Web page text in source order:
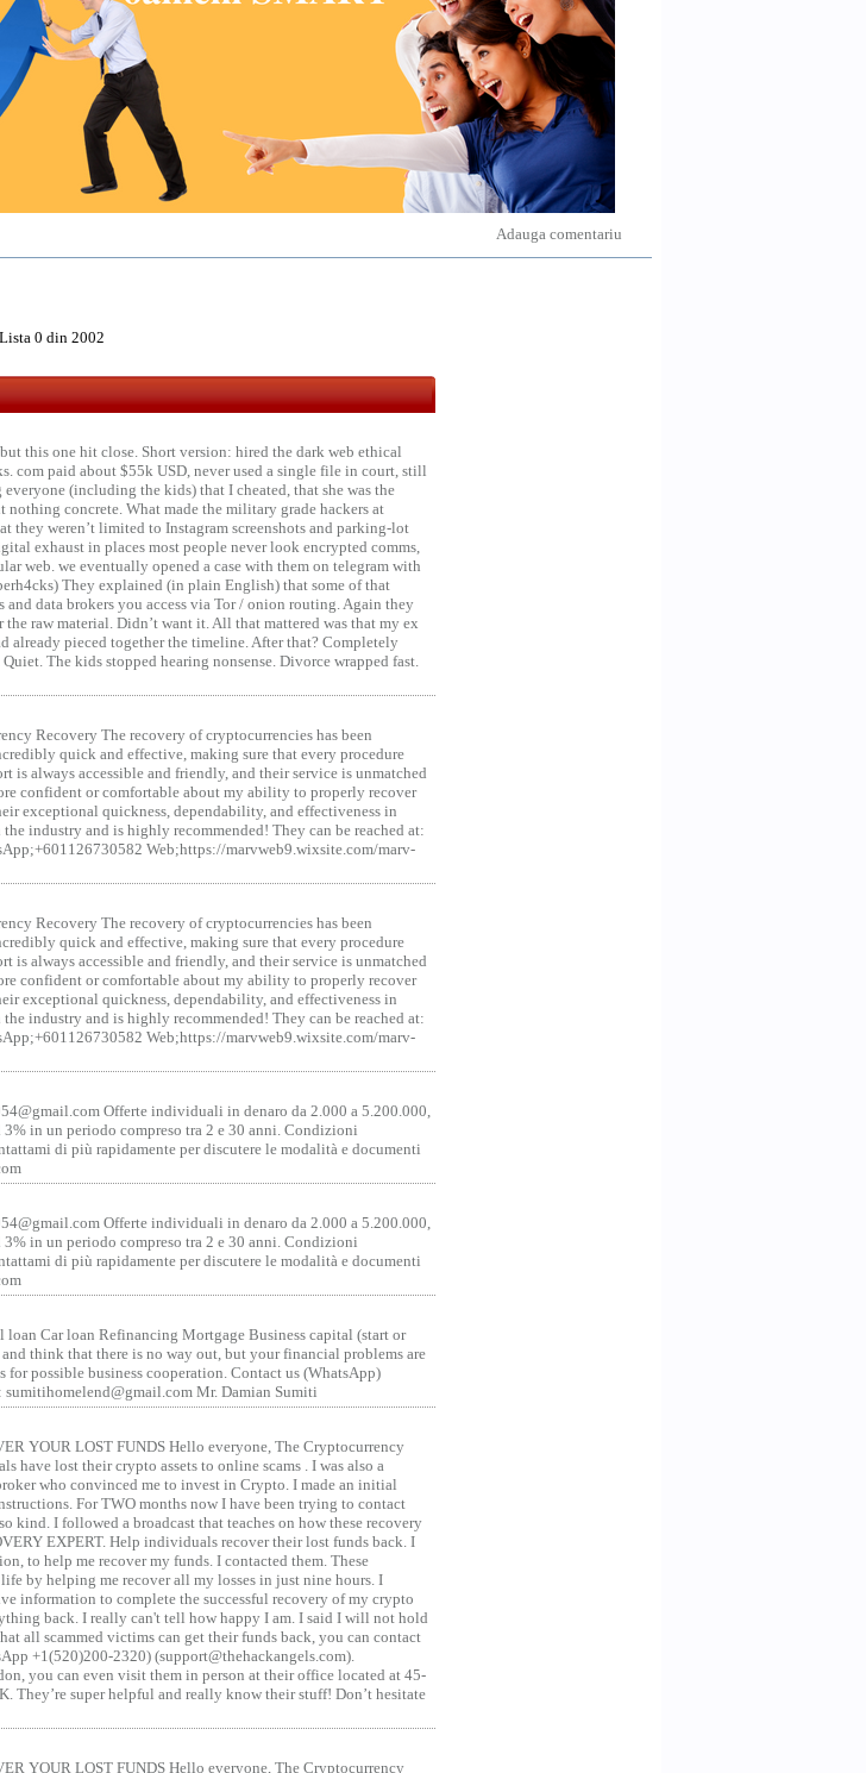
Adauga comentariu
0 din 2002
this one hit close. Short version: hired the dark web ethical
com paid about $55k USD, never used a single file in court, still
(including the kids) that I cheated, that she was the
concrete. What made the military grade hackers at
they weren’t limited to Instagram screenshots and parking-lot
exhaust in places most people never look encrypted comms,
web. we eventually opened a case with them on telegram with
They explained (in plain English) that some of that
data brokers you access via Tor / onion routing. Again they
raw material. Didn’t want it. All that mattered was that my ex
already pieced together the timeline. After that? Completely
The kids stopped hearing nonsense. Divorce wrapped fast.
Recovery The recovery of cryptocurrencies has been
quick and effective, making sure that every procedure
is always accessible and friendly, and their service is unmatched
confident or comfortable about my ability to properly recover
exceptional quickness, dependability, and effectiveness in
industry and is highly recommended! They can be reached at:
Web;https://marvweb9.wixsite.com/marv-
Recovery The recovery of cryptocurrencies has been
quick and effective, making sure that every procedure
is always accessible and friendly, and their service is unmatched
confident or comfortable about my ability to properly recover
exceptional quickness, dependability, and effectiveness in
industry and is highly recommended! They can be reached at:
Web;https://marvweb9.wixsite.com/marv-
Offerte individuali in denaro da 2.000 a 5.200.000,
in un periodo compreso tra 2 e 30 anni. Condizioni
di più rapidamente per discutere le modalità e documenti
Offerte individuali in denaro da 2.000 a 5.200.000,
in un periodo compreso tra 2 e 30 anni. Condizioni
di più rapidamente per discutere le modalità e documenti
loan Car loan Refinancing Mortgage Business capital (start or
think that there is no way out, but your financial problems are
possible business cooperation. Contact us (WhatsApp)
Mr. Damian Sumiti
YOUR LOST FUNDS Hello everyone, The Cryptocurrency
lost their crypto assets to online scams . I was also a
who convinced me to invest in Crypto. I made an initial
For TWO months now I have been trying to contact
kind. I followed a broadcast that teaches on how these recovery
EXPERT. Help individuals recover their lost funds back. I
to help me recover my funds. I contacted them. These
by helping me recover all my losses in just nine hours. I
information to complete the successful recovery of my crypto
back. I really can't tell how happy I am. I said I will not hold
all scammed victims can get their funds back, you can contact
+1(520)200-2320) (support@thehackangels.com).
you can even visit them in person at their office located at 45-
They’re super helpful and really know their stuff! Don’t hesitate
YOUR LOST FUNDS Hello everyone, The Cryptocurrency